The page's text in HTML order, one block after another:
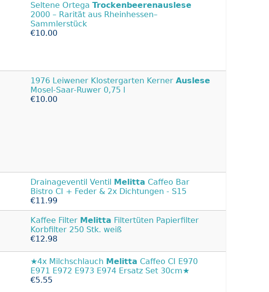
Seltene Ortega Trockenbeerenauslese
2000 – Rarität aus Rheinhessen–
Sammlerstück
€10.00
1976 Leiwener Klostergarten Kerner Auslese
Mosel-Saar-Ruwer 0,75 l
€10.00
Drainageventil Ventil Melitta Caffeo Bar
Bistro CI + Feder & 2x Dichtungen - S15
€11.99
Kaffee Filter Melitta Filtertüten Papierfilter
Korbfilter 250 Stk. weiß
€12.98
★4x Milchschlauch Melitta Caffeo CI E970
E971 E972 E973 E974 Ersatz Set 30cm★
€5.55